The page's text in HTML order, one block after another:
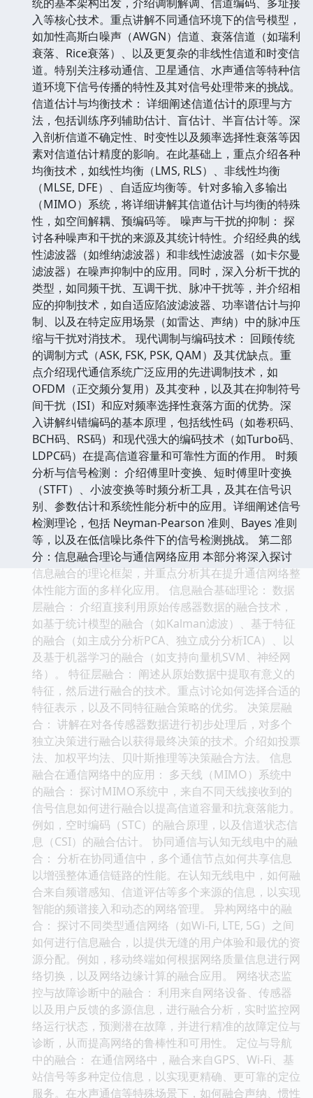
入等核心技术。重点讲解不同通信环境下的信号模型，
如加性高斯白噪声（AWGN）信道、衰落信道（如瑞利
衰落、Rice衰落）、以及更复杂的非线性信道和时变信
道。特别关注移动通信、卫星通信、水声通信等特种信
道环境下信号传播的特性及其对信号处理带来的挑战。
信道估计与均衡技术： 详细阐述信道估计的原理与方
法，包括训练序列辅助估计、盲估计、半盲估计等。深
入剖析信道不确定性、时变性以及频率选择性衰落等因
素对信道估计精度的影响。在此基础上，重点介绍各种
均衡技术，如线性均衡（LMS, RLS）、非线性均衡
（MLSE, DFE）、自适应均衡等。针对多输入多输出
（MIMO）系统，将详细讲解其信道估计与均衡的特殊
性，如空间解耦、预编码等。 噪声与干扰的抑制： 探
讨各种噪声和干扰的来源及其统计特性。介绍经典的线
性滤波器（如维纳滤波器）和非线性滤波器（如卡尔曼
滤波器）在噪声抑制中的应用。同时，深入分析干扰的
类型，如同频干扰、互调干扰、脉冲干扰等，并介绍相
应的抑制技术，如自适应陷波滤波器、功率谱估计与抑
制、以及在特定应用场景（如雷达、声纳）中的脉冲压
缩与干扰对消技术。 现代调制与编码技术： 回顾传统
的调制方式（ASK, FSK, PSK, QAM）及其优缺点。重
点介绍现代通信系统广泛应用的先进调制技术，如
OFDM（正交频分复用）及其变种，以及其在抑制符号
间干扰（ISI）和应对频率选择性衰落方面的优势。深
入讲解纠错编码的基本原理，包括线性码（如卷积码、
BCH码、RS码）和现代强大的编码技术（如Turbo码、
LDPC码）在提高信道容量和可靠性方面的作用。 时频
分析与信号检测： 介绍傅里叶变换、短时傅里叶变换
（STFT）、小波变换等时频分析工具，及其在信号识
别、参数估计和系统性能分析中的应用。详细阐述信号
检测理论，包括 Neyman-Pearson 准则、Bayes 准则
等，以及在低信噪比条件下的信号检测挑战。 第二部
分：信息融合理论与通信网络应用 本部分将深入探讨
信息融合的理论框架，并重点分析其在提升通信网络整
体性能方面的多样化应用。 信息融合基础理论： 数据
层融合： 介绍直接利用原始传感器数据的融合技术，
如基于统计模型的融合（如Kalman滤波）、基于特征
的融合（如主成分分析PCA、独立成分分析ICA）、以
及基于机器学习的融合（如支持向量机SVM、神经网
络）。 特征层融合： 阐述从原始数据中提取有意义的
特征，然后进行融合的技术。重点讨论如何选择合适的
特征表示，以及不同特征融合策略的优劣。 决策层融
合： 讲解在对各传感器数据进行初步处理后，对多个
独立决策进行融合以获得最终决策的技术。介绍如投票
法、加权平均法、贝叶斯推理等决策融合方法。 信息
融合在通信网络中的应用： 多天线（MIMO）系统中
的融合： 探讨MIMO系统中，来自不同天线接收到的
信号信息如何进行融合以提高信道容量和抗衰落能力。
例如，空时编码（STC）的融合原理，以及信道状态信
息（CSI）的融合估计。 协同通信与认知无线电中的融
合： 分析在协同通信中，多个通信节点如何共享信息
以增强整体通信链路的性能。在认知无线电中，如何融
合来自频谱感知、信道评估等多个来源的信息，以实现
智能的频谱接入和动态的网络管理。 异构网络中的融
合： 探讨不同类型通信网络（如Wi-Fi, LTE, 5G）之间
如何进行信息融合，以提供无缝的用户体验和最优的资
源分配。例如，移动终端如何根据网络质量信息进行网
络切换，以及网络边缘计算的融合应用。 网络状态监
控与故障诊断中的融合： 利用来自网络设备、传感器
以及用户反馈的多源信息，进行融合分析，实时监控网
络运行状态，预测潜在故障，并进行精准的故障定位与
诊断，从而提高网络的鲁棒性和可用性。 定位与导航
中的融合： 在通信网络中，融合来自GPS、Wi-Fi、基
站信号等多种定位信息，以实现更精确、更可靠的定位
服务。在水声通信等特殊场景下，如何融合声纳、惯性